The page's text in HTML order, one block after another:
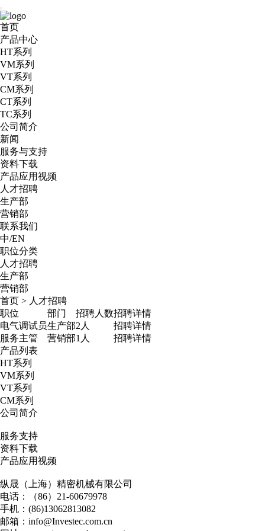
首页
产品中心
HT系列
VM系列
VT系列
CM系列
CT系列
TC系列
公司简介
新闻
服务与支持
资料下载
产品应用视频
人才招聘
生产部
营销部
联系我们
中/EN
职位分类
人才招聘
生产部
营销部
首页 > 人才招聘
职位
部门 招聘人数招聘详情
电气调试员生产部2人
招聘详情
服务主管
营销部1人
招聘详情
产品列表
HT系列
VM系列
VT系列
CM系列
公司简介
服务支持
资料下载
产品应用视频
纵晟（上海）精密机械有限公司
电话：（86）21-60679978
手机：(86)13062813082
邮箱： info@Investec.com.cn